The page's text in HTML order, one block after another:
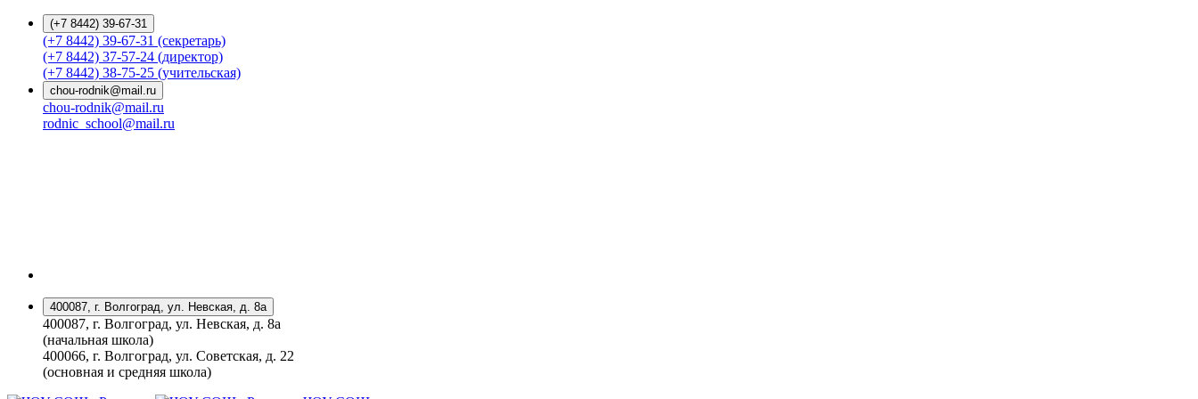
(+7 8442) 39-67-31
(+7 8442) 39-67-31 (секретарь)
(+7 8442) 37-57-24 (директор)
(+7 8442) 38-75-25 (учительская)
chou-rodnik@mail.ru
chou-rodnik@mail.ru
rodnic_school@mail.ru
400087, г. Волгоград, ул. Невская, д. 8а
400087, г. Волгоград, ул. Невская, д. 8а
(начальная школа)
400066, г. Волгоград, ул. Советская, д. 22
(основная и средняя школа)